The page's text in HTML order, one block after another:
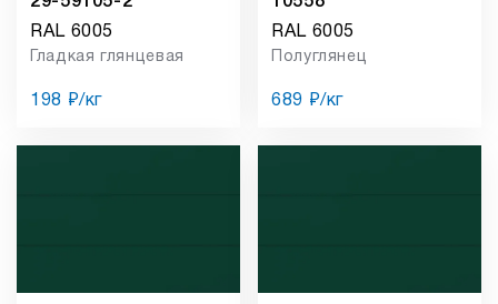
RAL 6005
Гладкая глянцевая
198 ₽/кг
RAL 6005
Полуглянец
689 ₽/кг